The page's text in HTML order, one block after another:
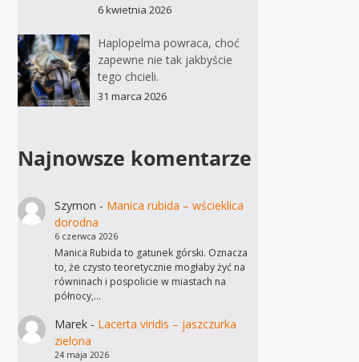
6 kwietnia 2026
Haplopelma powraca, choć
zapewne nie tak jakbyście
tego chcieli.
31 marca 2026
Najnowsze komentarze
Szymon - Manica rubida – wścieklica
dorodna
6 czerwca 2026
Manica Rubida to gatunek górski. Oznacza
to, że czysto teoretycznie mogłaby żyć na
równinach i pospolicie w miastach na
północy,…
Marek- Lacerta viridis – jaszczurka
zielona
24 maja 2026